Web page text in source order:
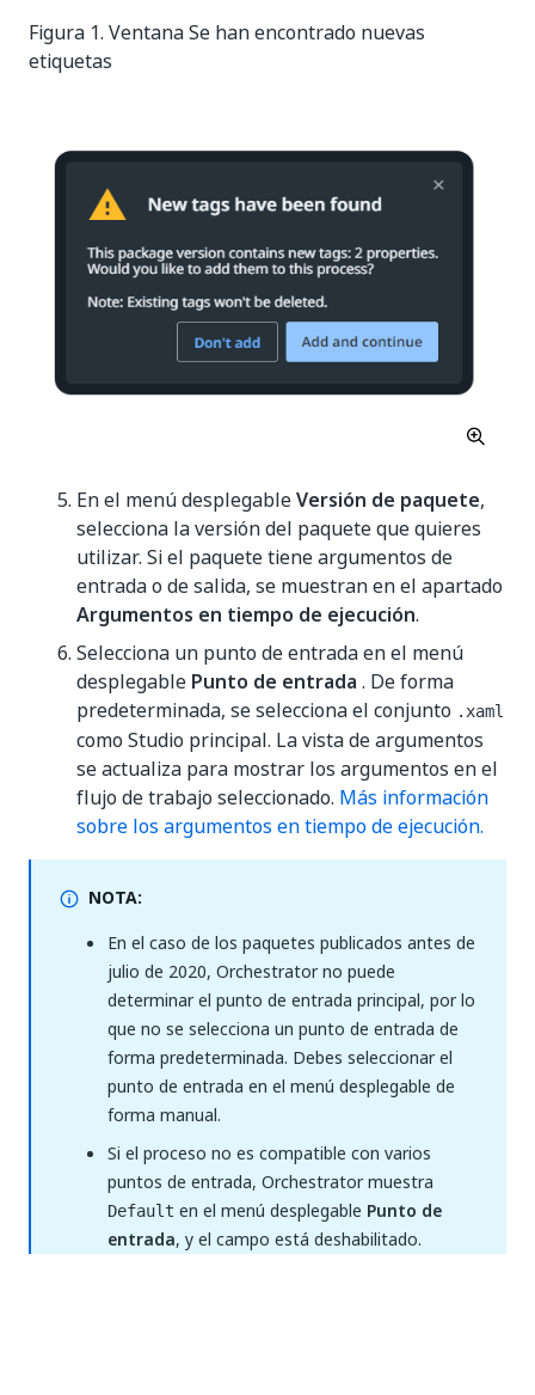
Figura 1. Ventana Se han encontrado nuevas
etiquetas
En el menú desplegableVersión de paquete,
selecciona la versión del paquete que quieres
utilizar. Si el paquete tiene argumentos de
entrada o de salida, se muestran en el apartado
Argumentos en tiempo de ejecución.
Selecciona un punto de entrada en el menú
desplegable Punto de entrada . De forma
predeterminada, se selecciona el conjunto .xaml
como Studio principal. La vista de argumentos
se actualiza para mostrar los argumentos en el
flujo de trabajo seleccionado. Más información
sobre los argumentos en tiempo de ejecución.
NOTA:
En el caso de los paquetes publicados antes de
julio de 2020, Orchestrator no puede
determinar el punto de entrada principal, por lo
que no se selecciona un punto de entrada de
forma predeterminada. Debes seleccionar el
punto de entrada en el menú desplegable de
forma manual.
Si el proceso no es compatible con varios
puntos de entrada, Orchestrator muestra
Default en el menú desplegable Punto de
entrada, y el campo está deshabilitado.